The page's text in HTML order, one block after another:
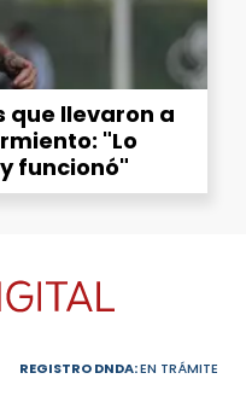
que llevaron a
"Lo
funcionó"
REGISTRO DNDA:EN TRÁMITE